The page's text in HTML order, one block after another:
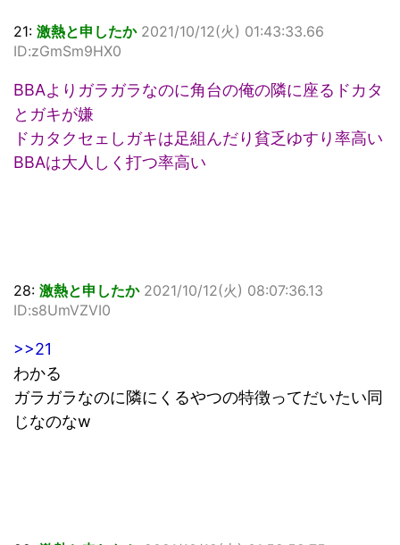
21: 激熱と申したか 2021/10/12(火) 01:43:33.66
ID:zGmSm9HX0
BBAよりガラガラなのに角台の俺の隣に座るドカタ
とガキが嫌
ドカタクセェしガキは足組んだり貧乏ゆすり率高い
BBAは大人しく打つ率高い
28: 激熱と申したか 2021/10/12(火) 08:07:36.13
ID:s8UmVZVI0
>>21
わかる
ガラガラなのに隣にくるやつの特徴ってだいたい同
じなのなw